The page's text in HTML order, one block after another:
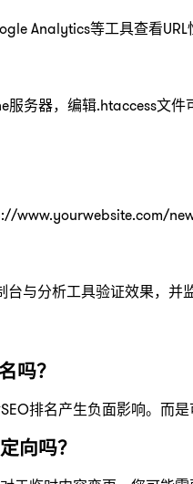
Analytics等工具查看URL
服务器，编辑.htaccess文
www.yourwebsite.com/
与分析工具验证效果，并
吗？
排名产生负面影响。而是
向吗？